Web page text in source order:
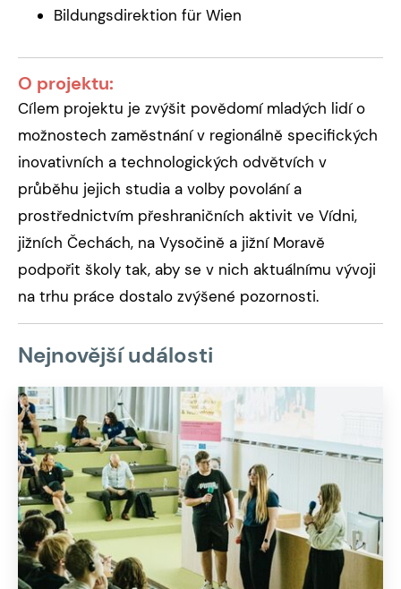
Bildungsdirektion für Wien
O projektu:
Cílem projektu je zvýšit povědomí mladých lidí o
možnostech zaměstnání v regionálně specifických
inovativních a technologických odvětvích v
průběhu jejich studia a volby povolání a
prostřednictvím přeshraničních aktivit ve Vídni,
jižních Čechách, na Vysočině a jižní Moravě
podpořit školy tak, aby se v nich aktuálnímu vývoji
na trhu práce dostalo zvýšené pozornosti.
Nejnovější události